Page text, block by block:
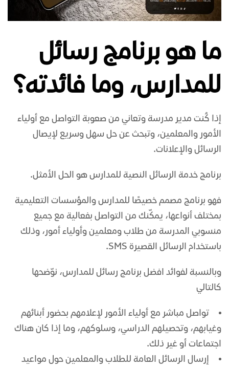
ما هو برنامج رسائل
للمدارس، وما فائدته؟
إذا كُنت مدير مدرسة وتعاني من صعوبة التواصل مع أولياء
الأمور والمعلمين، وتبحث عن حل سهل وسريع لإيصال
الرسائل والإعلانات.
برنامجخدمة الرسائل النصية للمدارس هو الحل الأمثل.
فهو برنامج مصمم خصيصًا للمدارس والمؤسسات التعليمية
بمختلف أنواعها، يمكّنك من التواصل بفعالية مع جميع
منسوبي المدرسة من طلاب ومعلمين وأولياء أمور، وذلك
باستخدام الرسائل القصيرة SMS.
وبالنسبة لفوائد افضل برنامج رسائل للمدارس، نوّضحها
كالتالي
تواصل مباشر مع أولياء الأمور لإعلامهم بحضور أبنائهم
وغيابهم، وتحصيلهم الدراسي، وسلوكهم، وما إذا كان هناك
اجتماعات أو غير ذلك.
إرسال الرسائل العامة للطلاب والمعلمين حول مواعيد